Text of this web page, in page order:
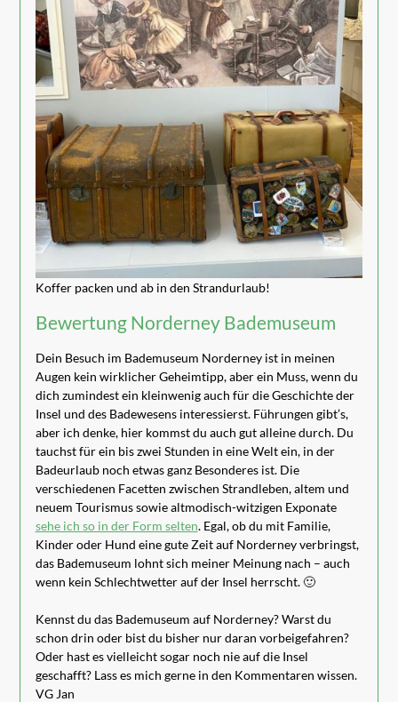
Koffer packen und ab in den Strandurlaub!
Bewertung Norderney Bademuseum
Dein Besuch im Bademuseum Norderney ist in meinen
Augen kein wirklicher Geheimtipp, aber ein Muss, wenn du
dich zumindest ein kleinwenig auch für die Geschichte der
Insel und des Badewesens interessierst. Führungen gibt’s,
aber ich denke, hier kommst du auch gut alleine durch. Du
tauchst für ein bis zwei Stunden in eine Welt ein, in der
Badeurlaub noch etwas ganz Besonderes ist. Die
verschiedenen Facetten zwischen Strandleben, altem und
neuem Tourismus sowie altmodisch-witzigen Exponate
sehe ich so in der Form selten. Egal, ob du mit Familie,
Kinder oder Hund eine gute Zeit auf Norderney verbringst,
das Bademuseum lohnt sich meiner Meinung nach – auch
wenn kein Schlechtwetter auf der Insel herrscht. 🙂
Kennst du das Bademuseum auf Norderney? Warst du
schon drin oder bist du bisher nur daran vorbeigefahren?
Oder hast es vielleicht sogar noch nie auf die Insel
geschafft? Lass es mich gerne in den Kommentaren wissen.
VG Jan